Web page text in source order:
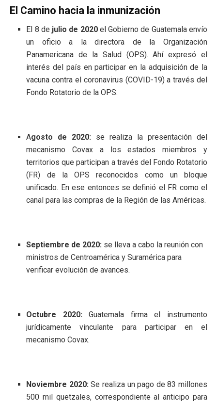
El Camino hacia la inmunización
El 8 de julio de 2020el Gobierno de Guatemala envío
un oficio a la directora de la Organización
Panamericana de la Salud (OPS). Ahí expresó el
interés del país en participar en la adquisición de la
vacuna contra el coronavirus (COVID-19) a través del
Fondo Rotatorio de la OPS.
Agosto de 2020: se realiza la presentación del
mecanismo Covax a los estados miembros y
territorios que participan a través del Fondo Rotatorio
(FR) de la OPS reconocidos como un bloque
unificado. En ese entonces se definió el FR como el
canal para las compras de la Región de las Américas.
Septiembre de 2020: se lleva a cabo la reunión con
ministros de Centroamérica y Suramérica para
verificar evolución de avances.
Octubre 2020: Guatemala firma el instrumento
jurídicamente vinculante para participar en el
mecanismo Covax.
Noviembre 2020: Se realiza un pago de 83 millones
500 mil quetzales, correspondiente al anticipo para